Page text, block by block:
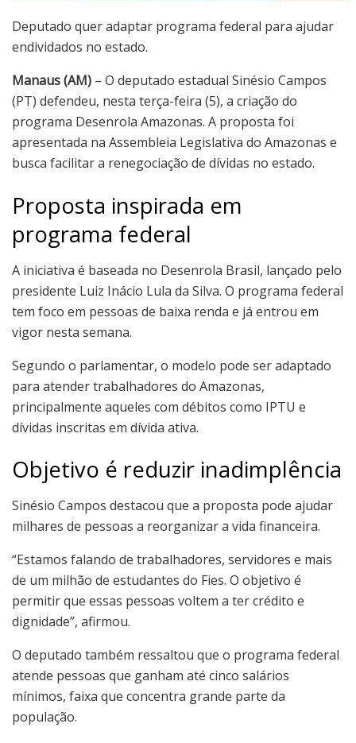
Deputado quer adaptar programa federal para ajudar
endividados no estado.
Manaus (AM) – O deputado estadual Sinésio Campos
(PT) defendeu, nesta terça-feira (5), a criação do
programa Desenrola Amazonas. A proposta foi
apresentada na Assembleia Legislativa do Amazonas e
busca facilitar a renegociação de dívidas no estado.
Proposta inspirada em
programa federal
A iniciativa é baseada no Desenrola Brasil, lançado pelo
presidente Luiz Inácio Lula da Silva. O programa federal
tem foco em pessoas de baixa renda e já entrou em
vigor nesta semana.
Segundo o parlamentar, o modelo pode ser adaptado
para atender trabalhadores do Amazonas,
principalmente aqueles com débitos como IPTU e
dívidas inscritas em dívida ativa.
Objetivo é reduzir inadimplência
Sinésio Campos destacou que a proposta pode ajudar
milhares de pessoas a reorganizar a vida financeira.
“Estamos falando de trabalhadores, servidores e mais
de um milhão de estudantes do Fies. O objetivo é
permitir que essas pessoas voltem a ter crédito e
dignidade”, afirmou.
O deputado também ressaltou que o programa federal
atende pessoas que ganham até cinco salários
mínimos, faixa que concentra grande parte da
população.